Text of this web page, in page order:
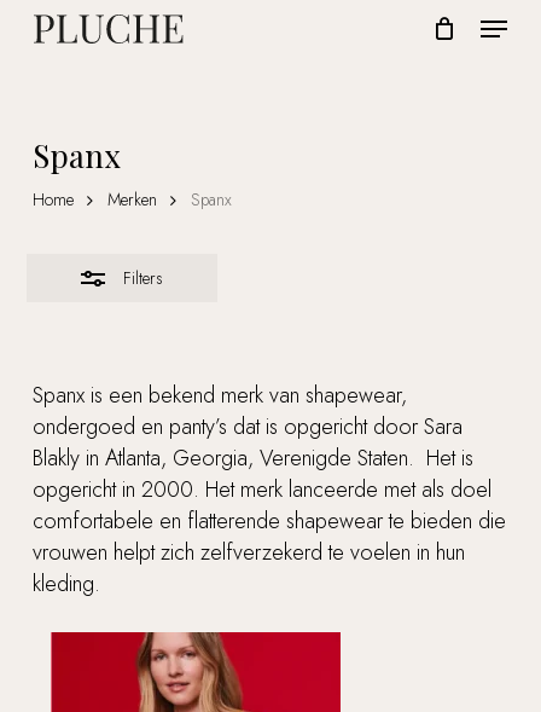
Menu
Spanx
Home Merken Spanx
Filters
Spanx is een bekend merk van shapewear,
ondergoed en panty’s dat is opgericht door Sara
Blakly in Atlanta, Georgia, Verenigde Staten. Het is
opgericht in 2000. Het merk lanceerde met als doel
comfortabele en flatterende shapewear te bieden die
vrouwen helpt zich zelfverzekerd te voelen in hun
kleding.